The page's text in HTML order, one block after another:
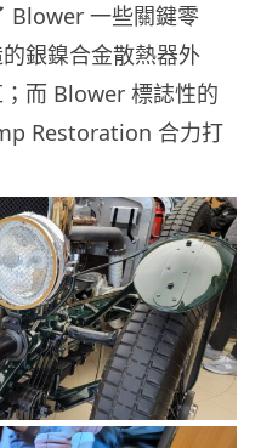
Blower 一些關鍵零
銀鎳合金散熱器外
而 Blower 標誌性的
Restoration 合力打